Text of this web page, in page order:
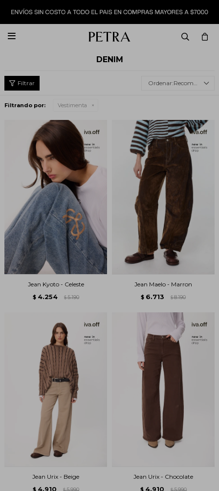

DENIM
Recomendados
Filtrando por: Vestimenta
Jean Kyoto - Celeste
$ 4.254 $ 5.190
Jean Maelo - Marron
$ 6.713 $ 8.190
Jean Urix - Beige
4.910
Jean Urix - Chocolate
4.910